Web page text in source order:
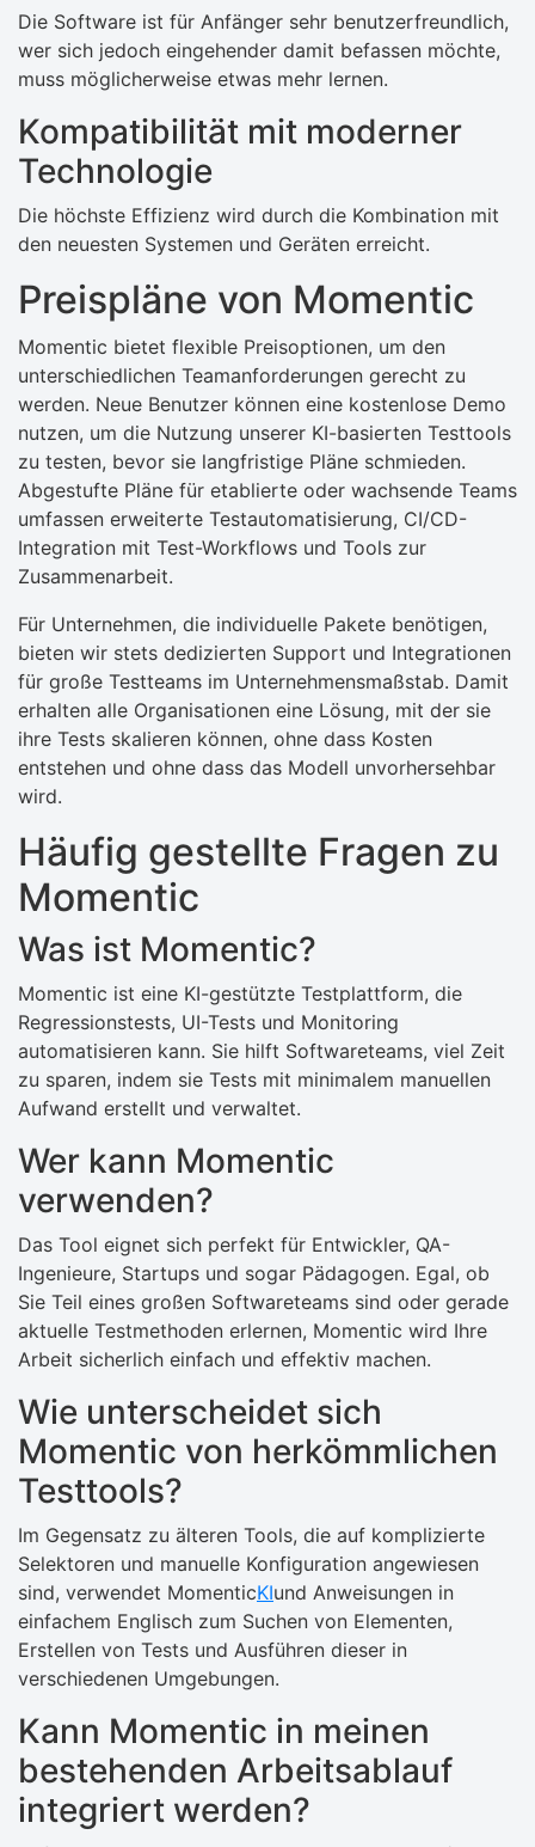
Die Software ist für Anfänger sehr benutzerfreundlich,
wer sich jedoch eingehender damit befassen möchte,
muss möglicherweise etwas mehr lernen.
Kompatibilität mit moderner
Technologie
Die höchste Effizienz wird durch die Kombination mit
den neuesten Systemen und Geräten erreicht.
Preispläne von Momentic
Momentic bietet flexible Preisoptionen, um den
unterschiedlichen Teamanforderungen gerecht zu
werden. Neue Benutzer können eine kostenlose Demo
nutzen, um die Nutzung unserer KI-basierten Testtools
zu testen, bevor sie langfristige Pläne schmieden.
Abgestufte Pläne für etablierte oder wachsende Teams
umfassen erweiterte Testautomatisierung, CI/CD-
Integration mit Test-Workflows und Tools zur
Zusammenarbeit.
Für Unternehmen, die individuelle Pakete benötigen,
bieten wir stets dedizierten Support und Integrationen
für große Testteams im Unternehmensmaßstab. Damit
erhalten alle Organisationen eine Lösung, mit der sie
ihre Tests skalieren können, ohne dass Kosten
entstehen und ohne dass das Modell unvorhersehbar
wird.
Häufig gestellte Fragen zu
Momentic
Was ist Momentic?
Momentic ist eine KI-gestützte Testplattform, die
Regressionstests, UI-Tests und Monitoring
automatisieren kann. Sie hilft Softwareteams, viel Zeit
zu sparen, indem sie Tests mit minimalem manuellen
Aufwand erstellt und verwaltet.
Wer kann Momentic
verwenden?
Das Tool eignet sich perfekt für Entwickler, QA-
Ingenieure, Startups und sogar Pädagogen. Egal, ob
Sie Teil eines großen Softwareteams sind oder gerade
aktuelle Testmethoden erlernen, Momentic wird Ihre
Arbeit sicherlich einfach und effektiv machen.
Wie unterscheidet sich
Momentic von herkömmlichen
Testtools?
Im Gegensatz zu älteren Tools, die auf komplizierte
Selektoren und manuelle Konfiguration angewiesen
sind, verwendet MomenticKIund Anweisungen in
einfachem Englisch zum Suchen von Elementen,
Erstellen von Tests und Ausführen dieser in
verschiedenen Umgebungen.
Kann Momentic in meinen
bestehenden Arbeitsablauf
integriert werden?